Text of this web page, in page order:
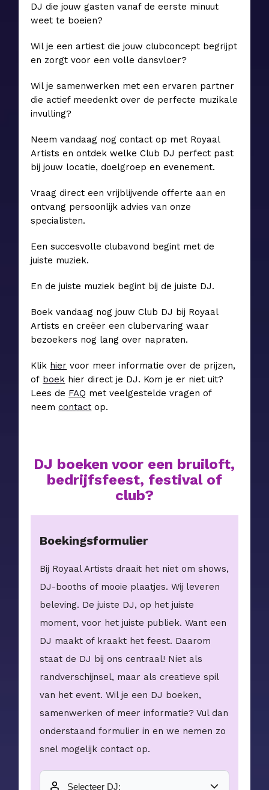
DJ die jouw gasten vanaf de eerste minuut
weet te boeien?
Wil je een artiest die jouw clubconcept begrijpt
en zorgt voor een volle dansvloer?
Wil je samenwerken met een ervaren partner
die actief meedenkt over de perfecte muzikale
invulling?
Neem vandaag nog contact op met Royaal
Artists en ontdek welke Club DJ perfect past
bij jouw locatie, doelgroep en evenement.
Vraag direct een vrijblijvende offerte aan en
ontvang persoonlijk advies van onze
specialisten.
Een succesvolle clubavond begint met de
juiste muziek.
En de juiste muziek begint bij de juiste DJ.
Boek vandaag nog jouw Club DJ bij Royaal
Artists en creëer een clubervaring waar
bezoekers nog lang over napraten.
Klik hier voor meer informatie over de prijzen,
of boek hier direct je DJ. Kom je er niet uit?
Lees de FAQ met veelgestelde vragen of
neemcontact op.
DJ boeken voor een bruiloft,
bedrijfsfeest, festival of
club?
Boekingsformulier
Bij Royaal Artists draait het niet om shows,
DJ-booths of mooie plaatjes. Wij leveren
beleving. De juiste DJ, op het juiste
moment, voor het juiste publiek. Want een
DJ maakt of kraakt het feest. Daarom
staat de DJ bij ons centraal! Niet als
randverschijnsel, maar als creatieve spil
van het event. Wil je een DJ boeken,
samenwerken of meer informatie? Vul dan
onderstaand formulier in en we nemen zo
snel mogelijk contact op.